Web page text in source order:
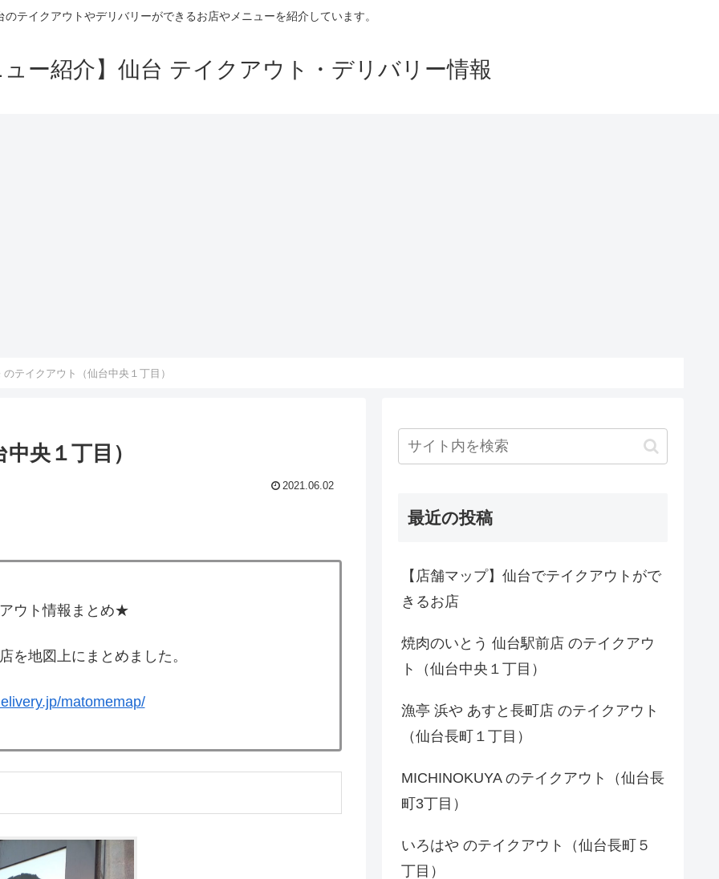
のテイクアウトやデリバリーができるお店やメニューを紹介しています。
ー紹介】仙台 テイクアウト・デリバリー情報
テイクアウト（仙台中央１丁目）
央１丁目）
2021.06.02
ウト情報まとめ★
を地図上にまとめました。
matomemap/
最近の投稿
【店舗マップ】仙台でテイクアウトがで
きるお店
焼肉のいとう 仙台駅前店 のテイクアウ
ト（仙台中央１丁目）
漁亭 浜や あすと長町店 のテイクアウト
（仙台長町１丁目）
MICHINOKUYA のテイクアウト（仙台長
町3丁目）
いろはや のテイクアウト（仙台長町５
丁目）